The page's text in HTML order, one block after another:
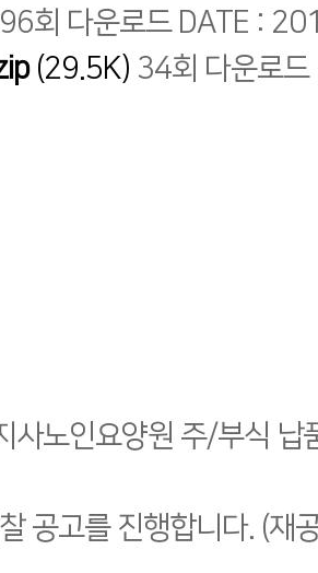
96회 다운로드 DATE :
(29.5K) 34회 다운로드
사노인요양원 주/부식 납
공고를 진행합니다. (재